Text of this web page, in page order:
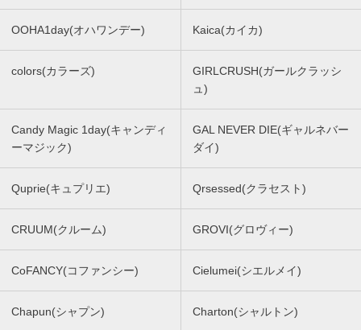
OOHA1day(オハワンデー) Kaica(カイカ)
colors(カラーズ)
GIRLCRUSH(ガールクラッシ
ュ)
Candy Magic 1day(キャンディ
ーマジック)
GAL NEVER DIE(ギャルネバー
ダイ)
Quprie(キュプリエ) Qrsessed(クラセスト)
CRUUM(クルーム) GROVI(グロヴィー)
CoFANCY(コファンシー) Cielumei(シエルメイ)
Chapun(シャプン) Charton(シャルトン)